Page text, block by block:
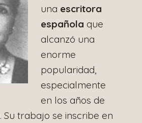
una escritora
española que
alcanzó una
enorme
popularidad,
especialmente
en los años de
Su trabajo se inscribe en